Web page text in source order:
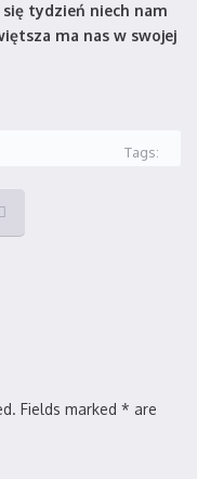
tydzień niech nam
ma nas w swojej
Tags:
Fields marked * are